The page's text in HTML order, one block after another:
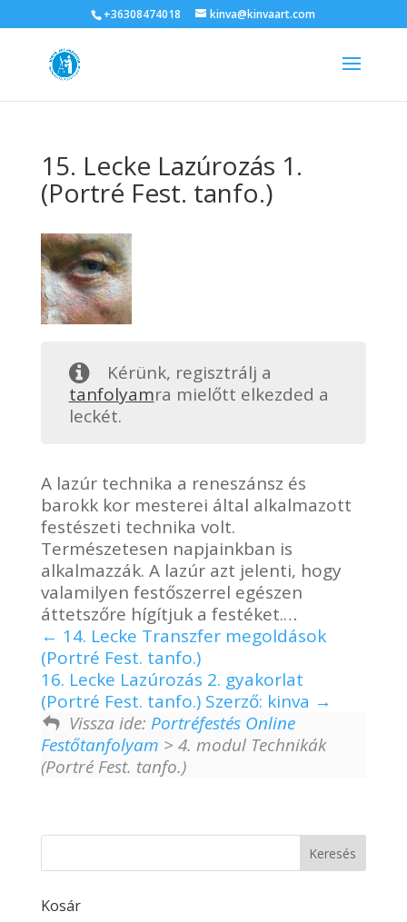
+36308474018 kinva@kinvaart.com
15. Lecke Lazúrozás 1.
(Portré Fest. tanfo.)
Kérünk, regisztrálj a
tanfolyamra mielőtt elkezded a
leckét.
A lazúr technika a reneszánsz és
barokk kor mesterei által alkalmazott
festészeti technika volt.
Természetesen napjainkban is
alkalmazzák. A lazúr azt jelenti, hogy
valamilyen festőszerrel egészen
áttetszőre hígítjuk a festéket.…
14. Lecke Transzfer megoldások
(Portré Fest. tanfo.)
16. Lecke Lazúrozás 2. gyakorlat
(Portré Fest. tanfo.) Szerző: kinva
Vissza ide: Portréfestés Online
Festőtanfolyam > 4. modul Technikák
(Portré Fest. tanfo.)
Kosár